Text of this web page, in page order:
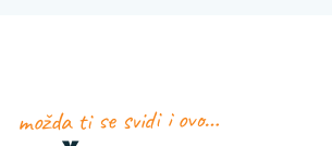
možda ti se svidi i ovo…